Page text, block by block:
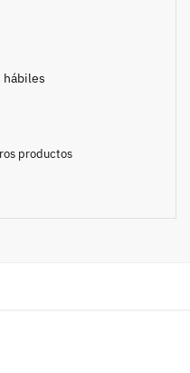
hábiles
productos